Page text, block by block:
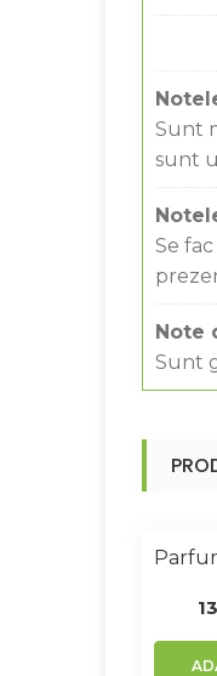
Sunt
sunt
Se
Note
Sunt